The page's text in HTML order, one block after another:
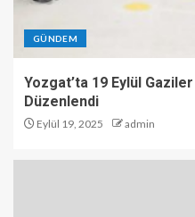
GÜNDEM
Yozgat’ta 19 Eylül
Düzenlendi
Eylül 19, 2025 admin